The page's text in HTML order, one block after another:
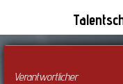
Hauptinhalt
springen
Verantwortlicher